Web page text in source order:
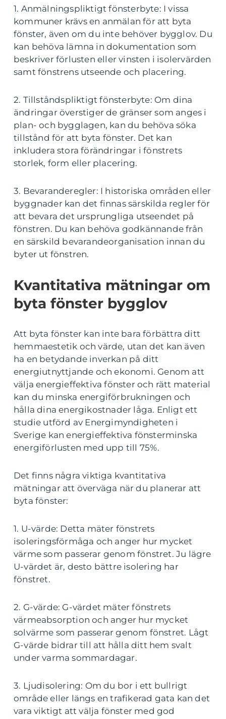
1. Anmälningspliktigt fönsterbyte: I vissa
kommuner krävs en anmälan för att byta
fönster, även om du inte behöver bygglov. Du
kan behöva lämna in dokumentation som
beskriver förlusten eller vinsten i isolervärden
samt fönstrens utseende och placering.
2. Tillståndspliktigt fönsterbyte: Om dina
ändringar överstiger de gränser som anges i
plan- och bygglagen, kan du behöva söka
tillstånd för att byta fönster. Det kan
inkludera stora förändringar i fönstrets
storlek, form eller placering.
3. Bevaranderegler: I historiska områden eller
byggnader kan det finnas särskilda regler för
att bevara det ursprungliga utseendet på
fönstren. Du kan behöva godkännande från
en särskild bevarandeorganisation innan du
byter ut fönstren.
Kvantitativa mätningar om
byta fönster bygglov
Att byta fönster kan inte bara förbättra ditt
hemmaestetik och värde, utan det kan även
ha en betydande inverkan på ditt
energiutnyttjande och ekonomi. Genom att
välja energieffektiva fönster och rätt material
kan du minska energiförbrukningen och
hålla dina energikostnader låga. Enligt ett
studie utförd av Energimyndigheten i
Sverige kan energieffektiva fönsterminska
energiförlusten med upp till 75%.
Det finns några viktiga kvantitativa
mätningar att överväga när du planerar att
byta fönster:
1. U-värde: Detta mäter fönstrets
isoleringsförmåga och anger hur mycket
värme som passerar genom fönstret. Ju lägre
U-värdet är, desto bättre isolering har
fönstret.
2. G-värde: G-värdet mäter fönstrets
värmeabsorption och anger hur mycket
solvärme som passerar genom fönstret. Lågt
G-värde bidrar till att hålla ditt hem svalt
under varma sommardagar.
3. Ljudisolering: Om du bor i ett bullrigt
område eller längs en trafikerad gata kan det
vara viktigt att välja fönster med god